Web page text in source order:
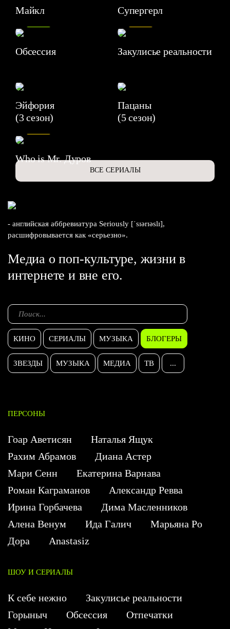
Майкл Супергерл
Обсессия
7.1
Закулисье реальности
Эйфория
(3 сезон)
Пацаны
(5 сезон)
Who is Mr. Дуров
ВСЕ СЕРИАЛЫ
- английская аббревиатура Seriously [ˈsɪərɪəslɪ],
расшифровывается как «серьезно».
Медиа о поп-культуре, жизни в
интернете и вне его.
КИНО СЕРИАЛЫ МУЗЫКА БЛОГЕРЫ
ЗВЕЗДЫ МУЗЫКА МЕДИА ТВ ...
ПЕРСОНЫ
Гоар Аветисян
Наталья Ящук
Рахим Абрамов
Диана Астер
Мари Сенн
Екатерина Варнава
Роман Каграманов
Александр Ревва
Ирина Горбачева
Дима Масленников
Алена Венум
Ида Галич
Марьяна Ро
Дора
Anastasiz
ШОУ И СЕРИАЛЫ
К себе нежно
Закулисье реальности
Горыныч
Обсессия
Отпечатки